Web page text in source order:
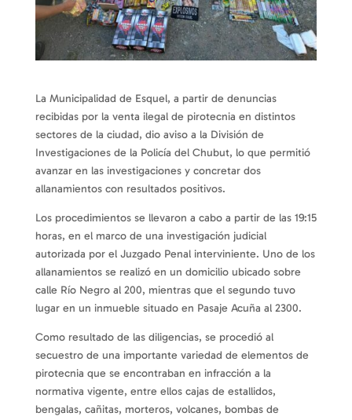
La Municipalidad de Esquel, a partir de denuncias
recibidas por la venta ilegal de pirotecnia en distintos
sectores de la ciudad, dio aviso a la División de
Investigaciones de la Policía del Chubut, lo que permitió
avanzar en las investigaciones y concretar dos
allanamientos con resultados positivos.
Los procedimientos se llevaron a cabo a partir de las 19:15
horas, en el marco de una investigación judicial
autorizada por el Juzgado Penal interviniente. Uno de los
allanamientos se realizó en un domicilio ubicado sobre
calle Río Negro al 200, mientras que el segundo tuvo
lugar en un inmueble situado en Pasaje Acuña al 2300.
Como resultado de las diligencias, se procedió al
secuestro de una importante variedad de elementos de
pirotecnia que se encontraban en infracción a la
normativa vigente, entre ellos cajas de estallidos,
bengalas, cañitas, morteros, volcanes, bombas de